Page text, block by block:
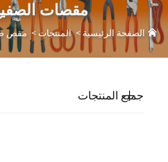
مقصات الصفيح
الصفحة الرئيسية>المنتجات>مقص صانع
جميع المنتجات